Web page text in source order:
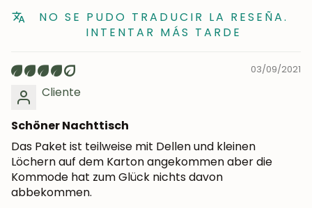
NO SE PUDO TRADUCIR LA RESEÑA.
INTENTAR MÁS TARDE
03/09/2021
Cliente
Schöner Nachttisch
Das Paket ist teilweise mit Dellen und kleinen
Löchern auf dem Karton angekommen aber die
Kommode hat zum Glück nichts davon
abbekommen.